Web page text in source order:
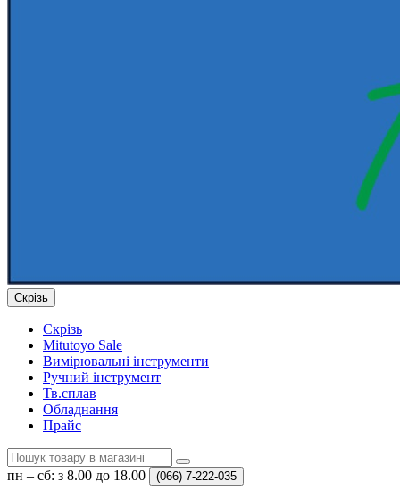
Скрізь
Скрізь
Mitutoyo Sale
Вимірювальні інструменти
Ручний інструмент
Тв.сплав
Обладнання
Прайс
пн – сб: з 8.00 до 18.00 (066) 7-222-035